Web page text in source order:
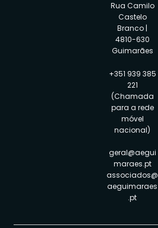
Rua Camilo
Castelo
Branco |
4810-630
Guimarães
+351 939 385
221
(Chamada
para a rede
móvel
nacional)
geral@aegui
maraes.pt
associados@
aeguimaraes
.pt